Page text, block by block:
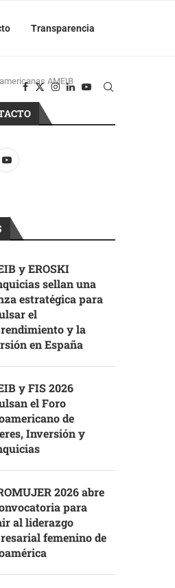
Transparencia
AMEIB
y EROSKI
sellan una
estratégica para
el
y la
en España
y FIS 2026
el Foro
de
Inversión y
2026 abre
para
al liderazgo
femenino de